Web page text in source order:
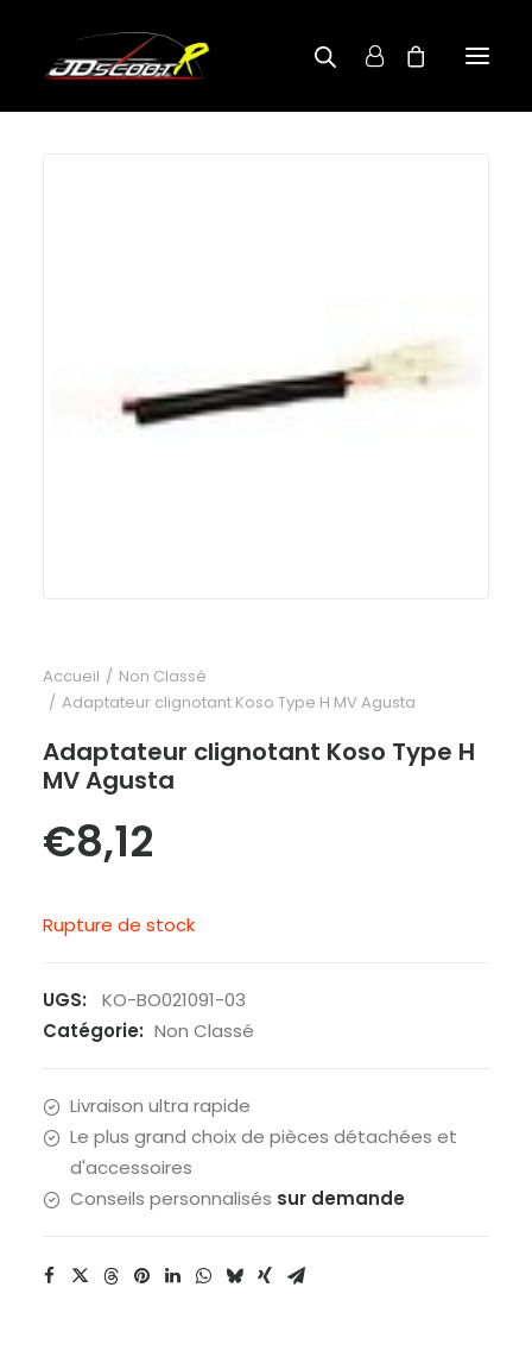
Accueil
Non Classé
Adaptateur clignotant Koso Type H MV Agusta
Adaptateur clignotant Koso Type H
MV Agusta
€8,12
Rupture de stock
UGS:
KO-BO021091-03
Catégorie: Non Classé
Livraison ultra rapide
Le plus grand choix de pièces détachées et
d'accessoires
Conseils personnalisés sur demande